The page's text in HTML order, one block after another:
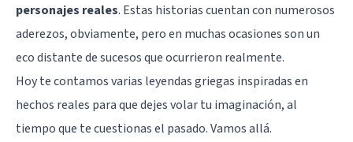
personajes reales. Estas historias cuentan con numerosos
aderezos, obviamente, pero en muchas ocasiones son un
eco distante de sucesos que ocurrieron realmente.
Hoy te contamos varias leyendas griegas inspiradas en
hechos reales para que dejes volar tu imaginación, al
tiempo que te cuestionas el pasado. Vamos allá.